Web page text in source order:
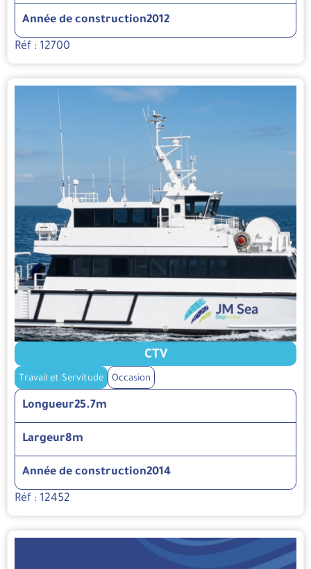
Année de construction2012
Réf : 12700
CTV
Travail et Servitude Occasion
Longueur25.7m
Largeur8m
Année de construction2014
Réf : 12452